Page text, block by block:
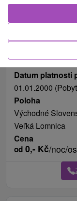
Možnosti
Datum platnosti
01.01.2000
Poloha
Východné
Veľká Lomnica
Cena
od 0,- Kč/noc/